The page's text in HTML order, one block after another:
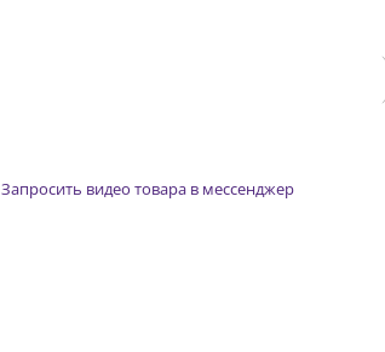
Запросить видео товара в мессенджер